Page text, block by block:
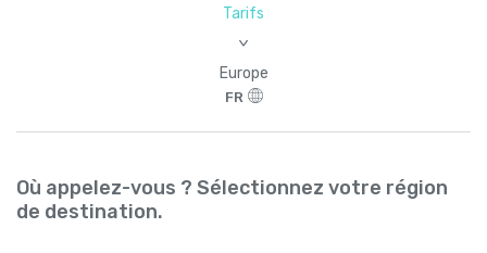
Tarifs
>
Europe
FR
Où appelez-vous ? Sélectionnez votre région
de destination.